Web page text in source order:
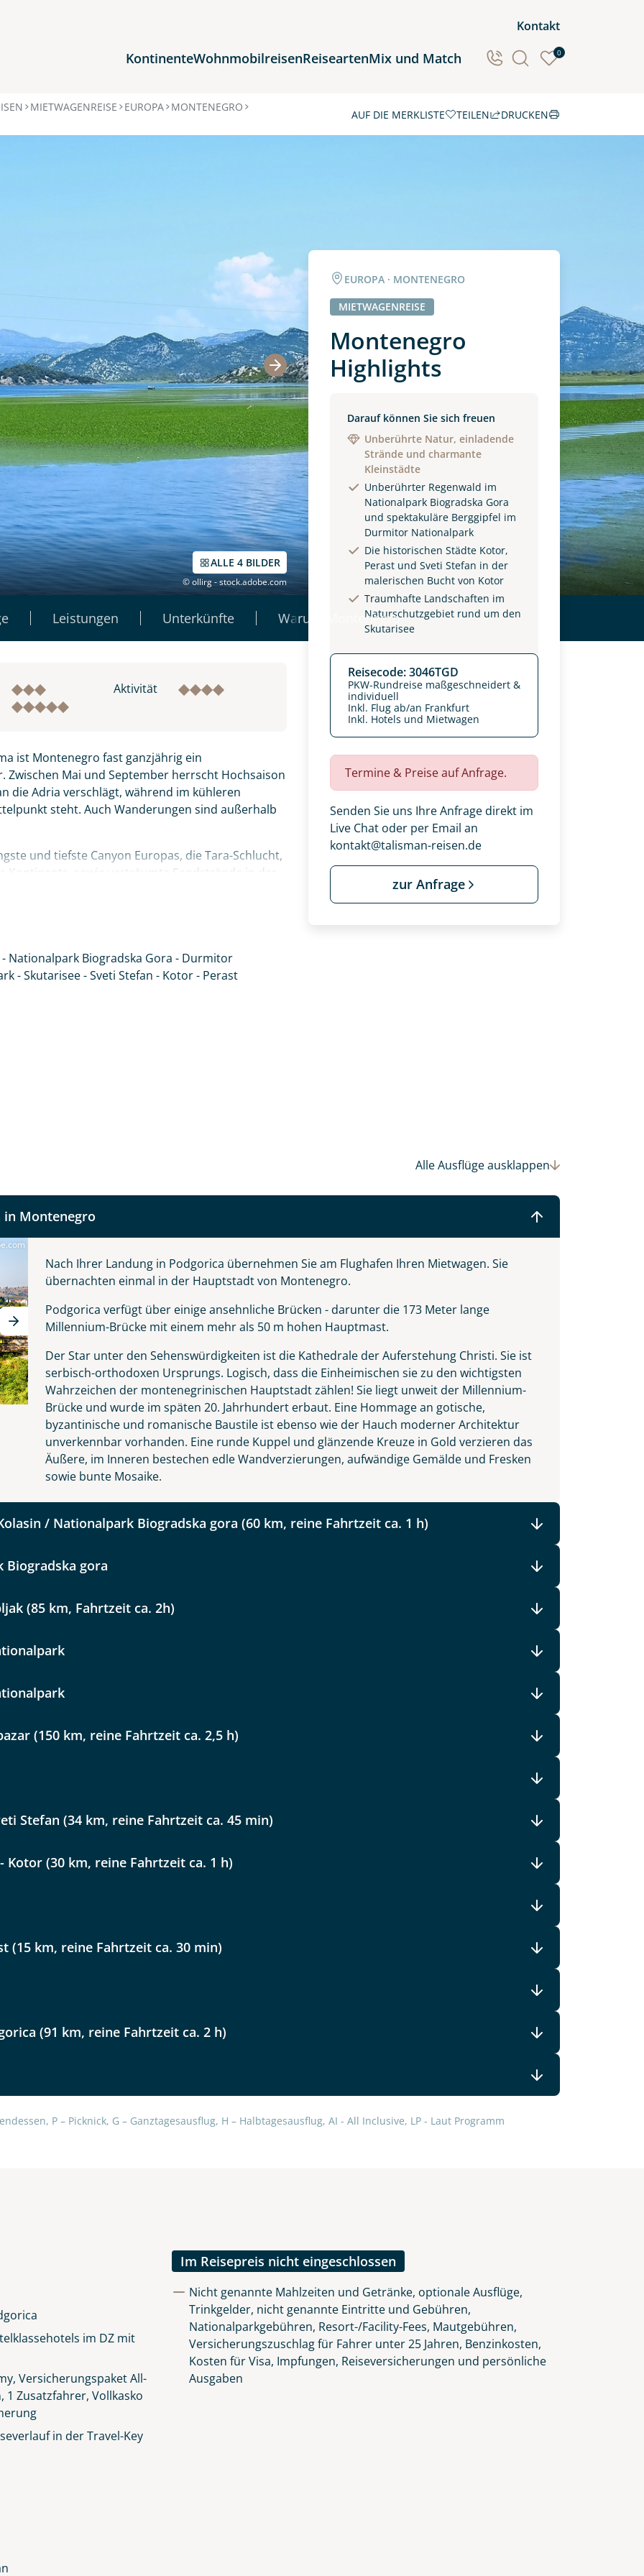
Kontakt
KontinenteWohnmobilreisenReiseartenMix und Match 0
Reiseziele
Afrika
Ozeanien
MIETWAGENREISE EUROPA MONTENEGRO
AUF DIE MERKLISTE TEILEN
Highlights
DRUCKEN
ALLE 4 BILDER
© ollirg - stock.adobe.com
Leistungen Unterkünfte Warum Montenegro
EUROPA · MONTENEGRO
MIETWAGENREISE
Montenegro
Highlights
Darauf können Sie sich freuen
Unberührte Natur, einladende
Strände und charmante
Kleinstädte
Unberührter Regenwald im
Nationalpark Biogradska Gora
und spektakuläre Berggipfel im
Durmitor Nationalpark
Die historischen Städte Kotor,
Perast und Sveti Stefan in der
malerischen Bucht von Kotor
Traumhafte Landschaften im
Naturschutzgebiet rund um den
Skutarisee
Reisecode: 3046TGD
PKW-Rundreise maßgeschneidert &
individuell
Inkl. Flug ab/an Frankfurt
Inkl. Hotels und Mietwagen
Termine & Preise auf Anfrage.
Senden Sie uns Ihre Anfrage direkt im
Live Chat oder per Email an
kontakt@talisman-reisen.de
zur Anfrage
Aktivität
ist Montenegro fast ganzjährig ein
Zwischen Mai und September herrscht Hochsaison
die Adria verschlägt, während im kühleren
steht. Auch Wanderungen sind außerhalb
und tiefste Canyon Europas, die Tara-Schlucht,
sowie verträumte Sandstrände in der
schneebedeckte Berge, Gletscherseen,
sowie italienisches Flair finden Sie in den
wo die Gastfreundschaft der
Nationalpark Biogradska Gora - Durmitor
- Skutarisee - Sveti Stefan - Kotor - Perast
Alle Ausflügeausklappen
Montenegro
Nach Ihrer Landung in Podgorica übernehmen Sie am Flughafen Ihren Mietwagen. Sie
übernachten einmal in der Hauptstadt von Montenegro.
Podgorica verfügt über einige ansehnliche Brücken - darunter die 173 Meter lange
Millennium-Brücke mit einem mehr als 50 m hohen Hauptmast.
Der Star unter den Sehenswürdigkeiten ist die Kathedrale der Auferstehung Christi. Sie ist
serbisch-orthodoxen Ursprungs. Logisch, dass die Einheimischen sie zu den wichtigsten
Wahrzeichen der montenegrinischen Hauptstadt zählen! Sie liegt unweit der Millennium-
Brücke und wurde im späten 20. Jahrhundert erbaut. Eine Hommage an gotische,
byzantinische und romanische Baustile ist ebenso wie der Hauch moderner Architektur
unverkennbar vorhanden. Eine runde Kuppel und glänzende Kreuze in Gold verzieren das
Äußere, im Inneren bestechen edle Wandverzierungen, aufwändige Gemälde und Fresken
sowie bunte Mosaike.
/ Nationalpark Biogradska gora (60 km, reine Fahrtzeit ca. 1 h)
Biogradska gora
(85 km, Fahrtzeit ca. 2h)
(150 km, reine Fahrtzeit ca. 2,5 h)
Stefan (34 km, reine Fahrtzeit ca. 45 min)
Kotor (30 km, reine Fahrtzeit ca. 1 h)
(15 km, reine Fahrtzeit ca. 30 min)
(91 km, reine Fahrtzeit ca. 2 h)
P – Picknick, G – Ganztagesausflug, H – Halbtagesausflug, AI - All Inclusive, LP - Laut Programm
im DZ mit
Versicherungspaket All-
1 Zusatzfahrer, Vollkasko
in der Travel-Key
Im Reisepreis nicht eingeschlossen
Nicht genannte Mahlzeiten und Getränke, optionale Ausflüge,
Trinkgelder, nicht genannte Eintritte und Gebühren,
Nationalparkgebühren, Resort-/Facility-Fees, Mautgebühren,
Versicherungszuschlag für Fahrer unter 25 Jahren, Benzinkosten,
Kosten für Visa, Impfungen, Reiseversicherungen und persönliche
Ausgaben
Ihr Urlaub - so individuell wie Sie. Teilen Sie uns Ihre Wunschtermine für die Reise
kontaktieren Sie, um alles Weitere zu besprechen. Gemeinsam gestalten wir Ihre
Telefon
Anzahl Kinder Alter
an unseren Server geschickt. Mit Absenden des Formulars, erklären Sie, dass Sie die
zur Kenntnis genommen und akzeptiert haben.